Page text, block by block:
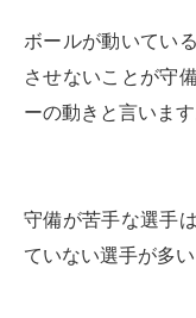
ボールが動いてい
させないことが守
ーの動きと言います
守備が苦手な選手
ていない選手が多い